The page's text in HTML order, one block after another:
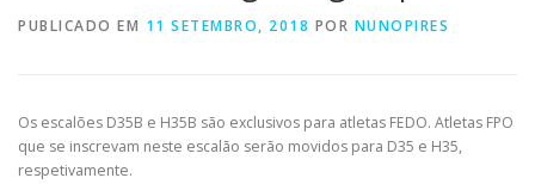
CONTACTOS ESPAÑOL
PUBLICADO EM 11 SETEMBRO, 2018 POR NUNOPIRES
Os escalões D35B e H35B são exclusivos para atletas FEDO. Atletas FPO
que se inscrevam neste escalão serão movidos para D35 e H35,
respetivamente.